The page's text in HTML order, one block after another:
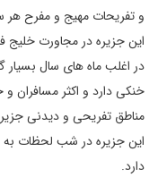
و تفریحات مهیج و مفرح هر
این جزیره در مجاورت خلیج
در اغلب ماه های سال
خنکی دارد و اکثر
مناطق تفریحی و دیدنی
این جزیره در شب لحظات به
دارد.